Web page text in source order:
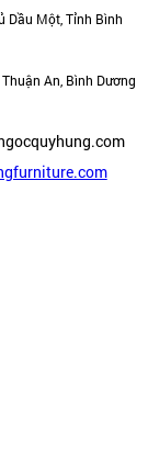
Dầu Một, Tỉnh Bình
An, Bình Dương